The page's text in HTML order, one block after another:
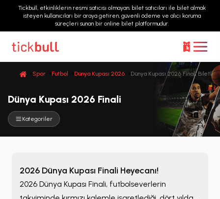
Tickbull, etkinliklerin resmi satıcısı olmayan; bilet satıcıları ile bilet almak
isteyen kullanıcıları bir araya getiren, güvenli ödeme ve alıcı koruma
süreçleri sunan bir online bilet platformudur.
Spor Futbol Dünya Kupası 2026 Dünya Kupası 2026 Finali Biletleri
Dünya Kupası 2026 Finali
Kategoriler
2026 Dünya Kupası Finali Heyecanı!
2026 Dünya Kupası Finali, futbolseverlerin